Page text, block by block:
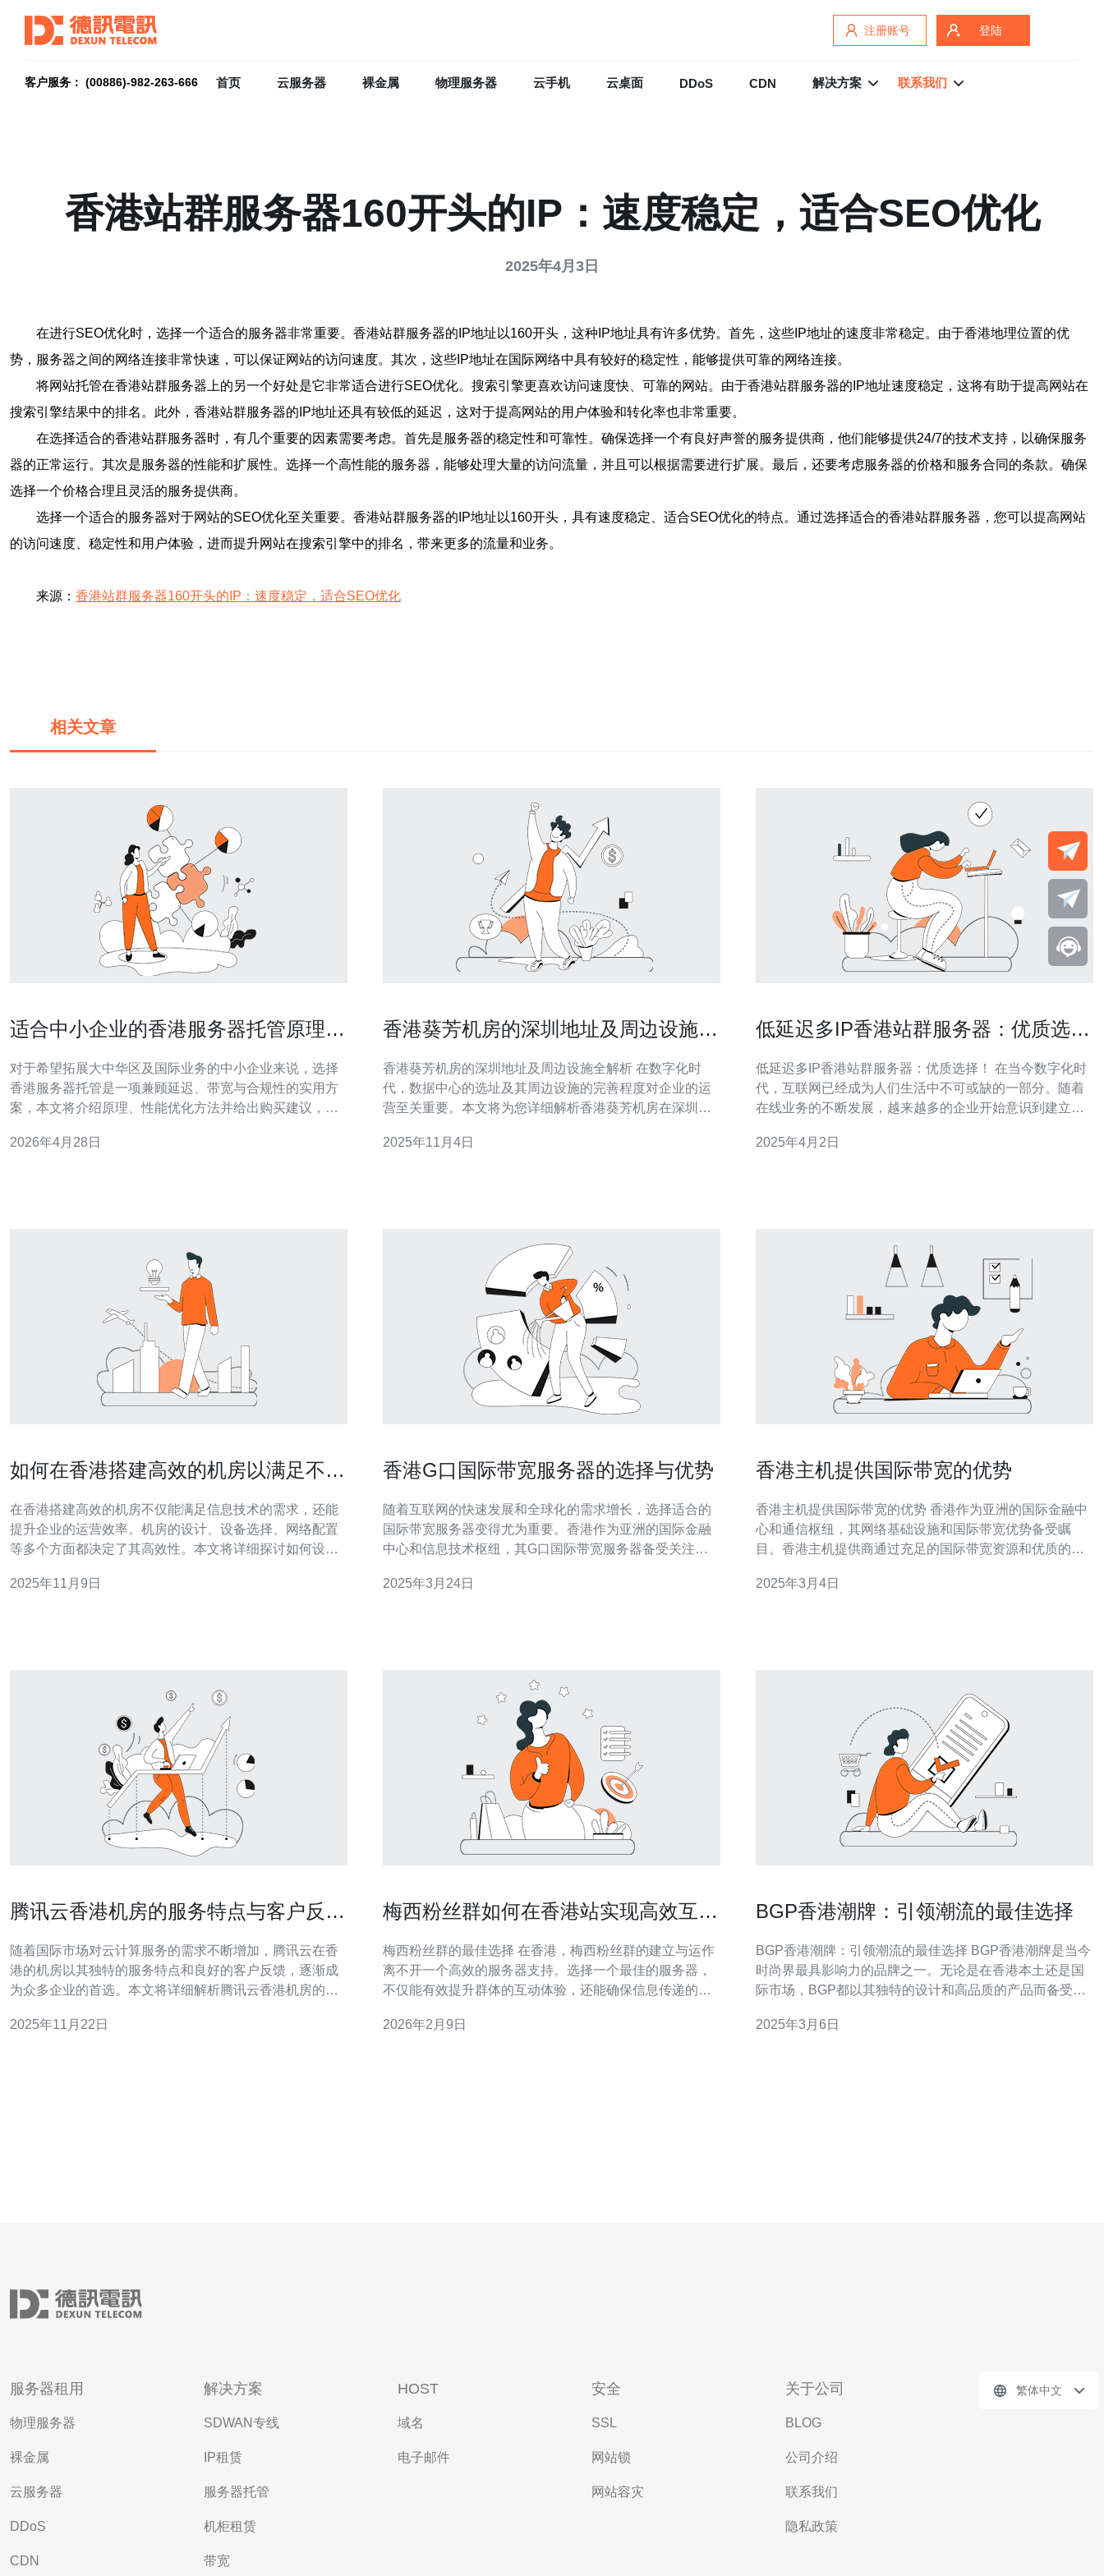
注册账号 登陆
客户服务： (00886)-982-263-666 首页 云服务器 裸金属 物理服务器 云手机 云桌面 DDoS CDN 解决方案 联系我们
香港站群服务器160开头的IP：速度稳定，适合SEO优化
2025年4月3日
在进行SEO优化时，选择一个适合的服务器非常重要。香港站群服务器的IP地址以160开头，这种IP地址具有许多优势。首先，这些IP地址的速度非常稳定。由于香港地理位置的优
势，服务器之间的网络连接非常快速，可以保证网站的访问速度。其次，这些IP地址在国际网络中具有较好的稳定性，能够提供可靠的网络连接。
将网站托管在香港站群服务器上的另一个好处是它非常适合进行SEO优化。搜索引擎更喜欢访问速度快、可靠的网站。由于香港站群服务器的IP地址速度稳定，这将有助于提高网站在
搜索引擎结果中的排名。此外，香港站群服务器的IP地址还具有较低的延迟，这对于提高网站的用户体验和转化率也非常重要。
在选择适合的香港站群服务器时，有几个重要的因素需要考虑。首先是服务器的稳定性和可靠性。确保选择一个有良好声誉的服务提供商，他们能够提供24/7的技术支持，以确保服务
器的正常运行。其次是服务器的性能和扩展性。选择一个高性能的服务器，能够处理大量的访问流量，并且可以根据需要进行扩展。最后，还要考虑服务器的价格和服务合同的条款。确保
选择一个价格合理且灵活的服务提供商。
选择一个适合的服务器对于网站的SEO优化至关重要。香港站群服务器的IP地址以160开头，具有速度稳定、适合SEO优化的特点。通过选择适合的香港站群服务器，您可以提高网站
的访问速度、稳定性和用户体验，进而提升网站在搜索引擎中的排名，带来更多的流量和业务。
来源： 香港站群服务器160开头的IP：速度稳定，适合SEO优化
相关文章
适合中小企业的香港服务器托管原理与
对于希望拓展大中华区及国际业务的中小企业来说，选择
香港服务器托管是一项兼顾延迟、带宽与合规性的实用方
案，本文将介绍原理、性能优化方法并给出购买建议，帮
运维三大要素：稳定的CPU与内存、低延迟的国际及回国
2026年4月28日
香港葵芳机房的深圳地址及周边设施全
香港葵芳机房的深圳地址及周边设施全解析 在数字化时
代，数据中心的选址及其周边设施的完善程度对企业的运
营至关重要。本文将为您详细解析香港葵芳机房在深圳的
网络基础设施。 1. 香港葵芳机房的深圳具体地址 香港葵芳
2025年11月4日
低延迟多IP香港站群服务器：优质选
低延迟多IP香港站群服务器：优质选择！ 在当今数字化时
代，互联网已经成为人们生活中不可或缺的一部分。随着
在线业务的不断发展，越来越多的企业开始意识到建立一
作为一种优质的选择，能够提供低延迟和多IP的特点，为
2025年4月2日
如何在香港搭建高效的机房以满足不同
在香港搭建高效的机房不仅能满足信息技术的需求，还能
提升企业的运营效率。机房的设计、设备选择、网络配置
等多个方面都决定了其高效性。本文将详细探讨如何设计
扩展性和高可用性。 如何选择合适的机房位置？ 选择机房
2025年11月9日
香港G口国际带宽服务器的选择与优势
随着互联网的快速发展和全球化的需求增长，选择适合的
国际带宽服务器变得尤为重要。香港作为亚洲的国际金融
中心和信息技术枢纽，其G口国际带宽服务器备受关注。
香港G口国际带宽服务器有以下几个主要原因： 地理位置
2025年3月24日
香港主机提供国际带宽的优势
香港主机提供国际带宽的优势 香港作为亚洲的国际金融中
心和通信枢纽，其网络基础设施和国际带宽优势备受瞩
目。香港主机提供商通过充足的国际带宽资源和优质的网
的通信设施和高速网络连接，这使得香港主机提供商可以
2025年3月4日
腾讯云香港机房的服务特点与客户反馈
随着国际市场对云计算服务的需求不断增加，腾讯云在香
港的机房以其独特的服务特点和良好的客户反馈，逐渐成
为众多企业的首选。本文将详细解析腾讯云香港机房的服
面地了解其优势与不足。 腾讯云香港机房的服务特点是什
2025年11月22日
梅西粉丝群如何在香港站实现高效互动
梅西粉丝群的最佳选择 在香港，梅西粉丝群的建立与运作
离不开一个高效的服务器支持。选择一个最佳的服务器，
不仅能有效提升群体的互动体验，还能确保信息传递的及
些提供低廉的价格与丰富的功能，这使得无论是个人还是
2026年2月9日
BGP香港潮牌：引领潮流的最佳选择
BGP香港潮牌：引领潮流的最佳选择 BGP香港潮牌是当今
时尚界最具影响力的品牌之一。无论是在香港本土还是国
际市场，BGP都以其独特的设计和高品质的产品而备受瞩
观，还注重舒适性和可持续发展。 BGP香港潮牌以其独特
2025年3月6日
服务器租用
物理服务器
裸金属
云服务器
DDoS
CDN
解决方案
SDWAN专线
IP租赁
服务器托管
机柜租赁
带宽
HOST
域名
电子邮件
安全
SSL
网站锁
网站容灾
关于公司
BLOG
公司介绍
联系我们
隐私政策
繁体中文